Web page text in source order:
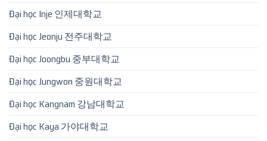
Đại học Inje 인제대학교
Đại học Jeonju 전주대학교
Đại học Joongbu 중부대학교
Đại học Jungwon 중원대학교
Đại học Kangnam 강남대학교
Đại học Kaya 가야대학교